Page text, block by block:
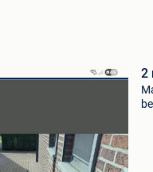
2